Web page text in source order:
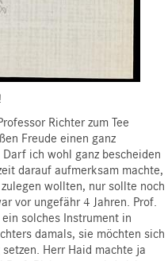
Richter zum Tee
Freude einen ganz
ich wohl ganz bescheiden
darauf aufmerksam machte,
wollten, nur sollte noch
vor ungefähr 4 Jahren. Prof.
solches Instrument in
damals, sie möchten sich
Herr Haid machte ja